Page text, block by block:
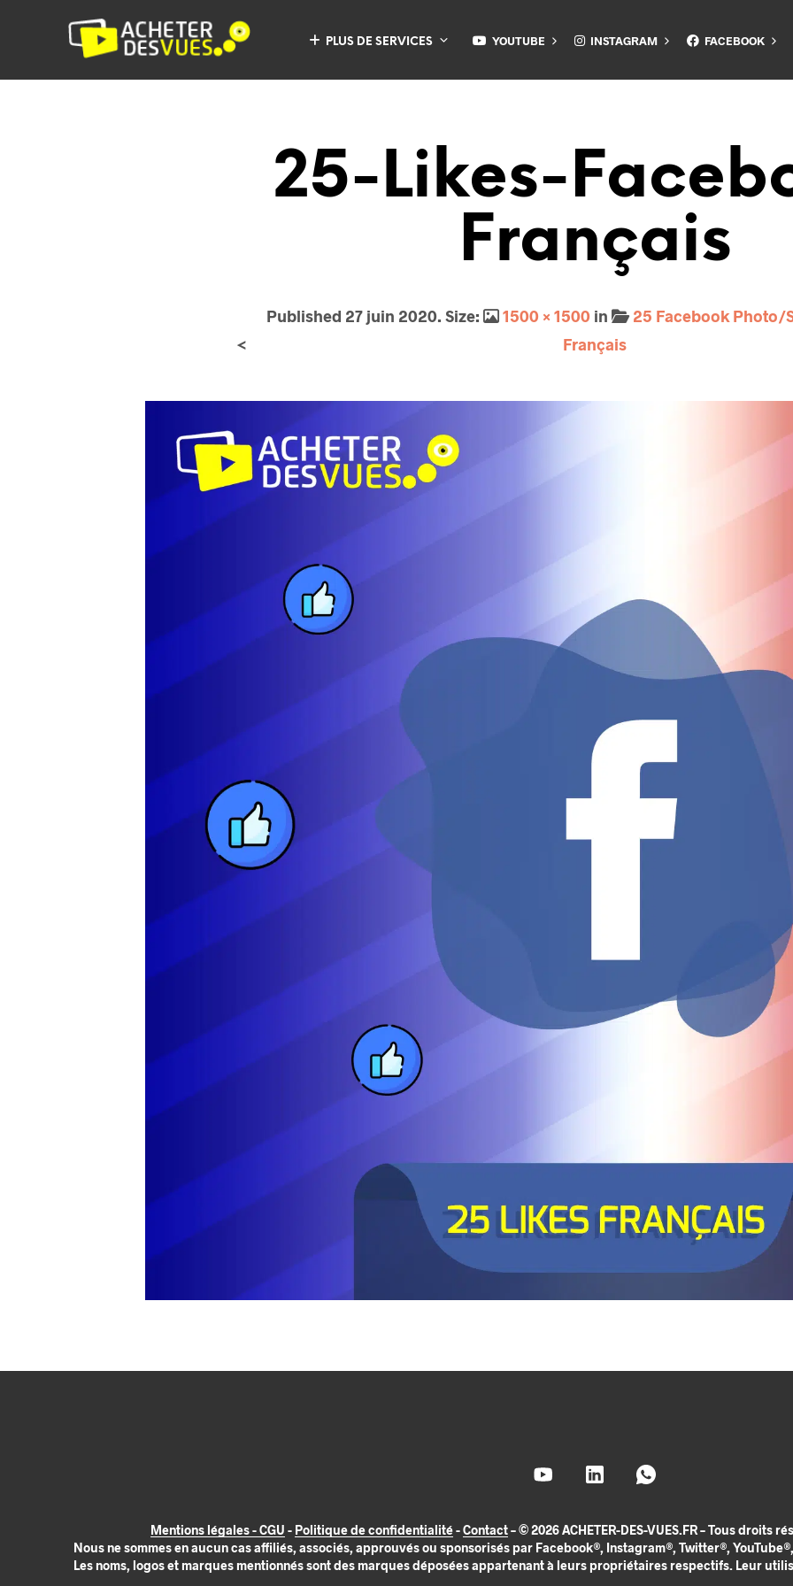
PLUS DE SERVICES YOUTUBE INSTAGRAM FACEBOOK
25-Likes-
Français
Published 27 juin 2020. Size: 1500 × 1500 in
25 Facebook Photo/
Français
<
Mentions légales - CGU - Politique de confidentialité-Contact– © 2026 ACHETER-DES-VUES.FR – Tous
Nous ne sommes en aucun cas affiliés, associés, approuvés ou sponsorisés par Facebook®, Instagram®, Twitter®,
Les noms, logos et marques mentionnés sont des marques déposées appartenant à leurs propriétaires respectifs. Leur